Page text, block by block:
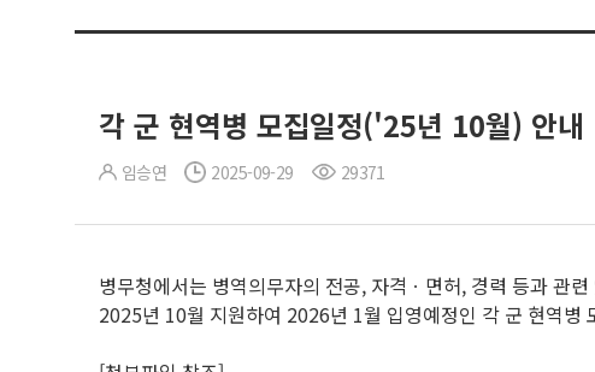
각 군 현역병 모집일정('25년 10월) 안내
임승연 2025-09-29 29371
병무청에서는 병역의무자의 전공, 자격ㆍ면허, 경력 등과 관
2025년 10월 지원하여 2026년 1월 입영예정인 각 군 현역병